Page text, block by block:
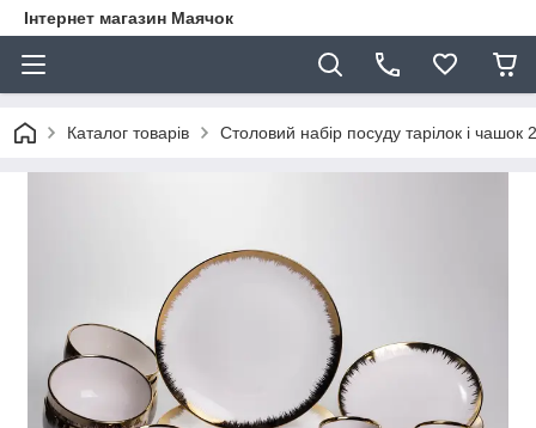
Інтернет магазин Маячок
Каталог товарів Столовий набір посуду тарілок і